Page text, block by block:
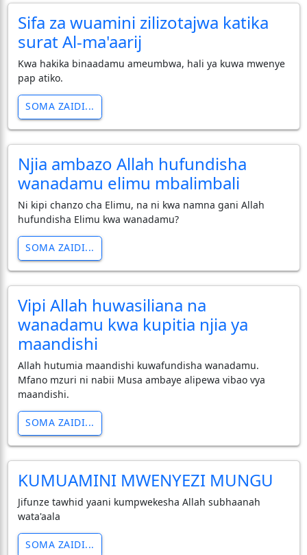
Sifa za wuamini zilizotajwa katika
surat Al-ma'aarij
Kwa hakika binaadamu ameumbwa, hali ya kuwa mwenye
pap atiko.
SOMA ZAIDI...
Njia ambazo Allah hufundisha
wanadamu elimu mbalimbali
Ni kipi chanzo cha Elimu, na ni kwa namna gani Allah
hufundisha Elimu kwa wanadamu?
SOMA ZAIDI...
Vipi Allah huwasiliana na
wanadamu kwa kupitia njia ya
maandishi
Allah hutumia maandishi kuwafundisha wanadamu.
Mfano mzuri ni nabii Musa ambaye alipewa vibao vya
maandishi.
SOMA ZAIDI...
KUMUAMINI MWENYEZI MUNGU
Jifunze tawhid yaani kumpwekesha Allah subhaanah
wata'aala
SOMA ZAIDI...